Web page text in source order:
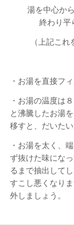
湯を中心か
終わり平
（上記こ
・お湯を直接フ
・お湯の温度は
と沸騰したお湯
移すと、だいた
・お湯を太く、
ず抜けた味にな
るまで抽出して
すこし悪くなり
外しましょう。